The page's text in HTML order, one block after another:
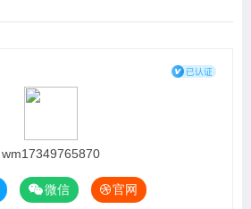
wm17349765870
微信 官网